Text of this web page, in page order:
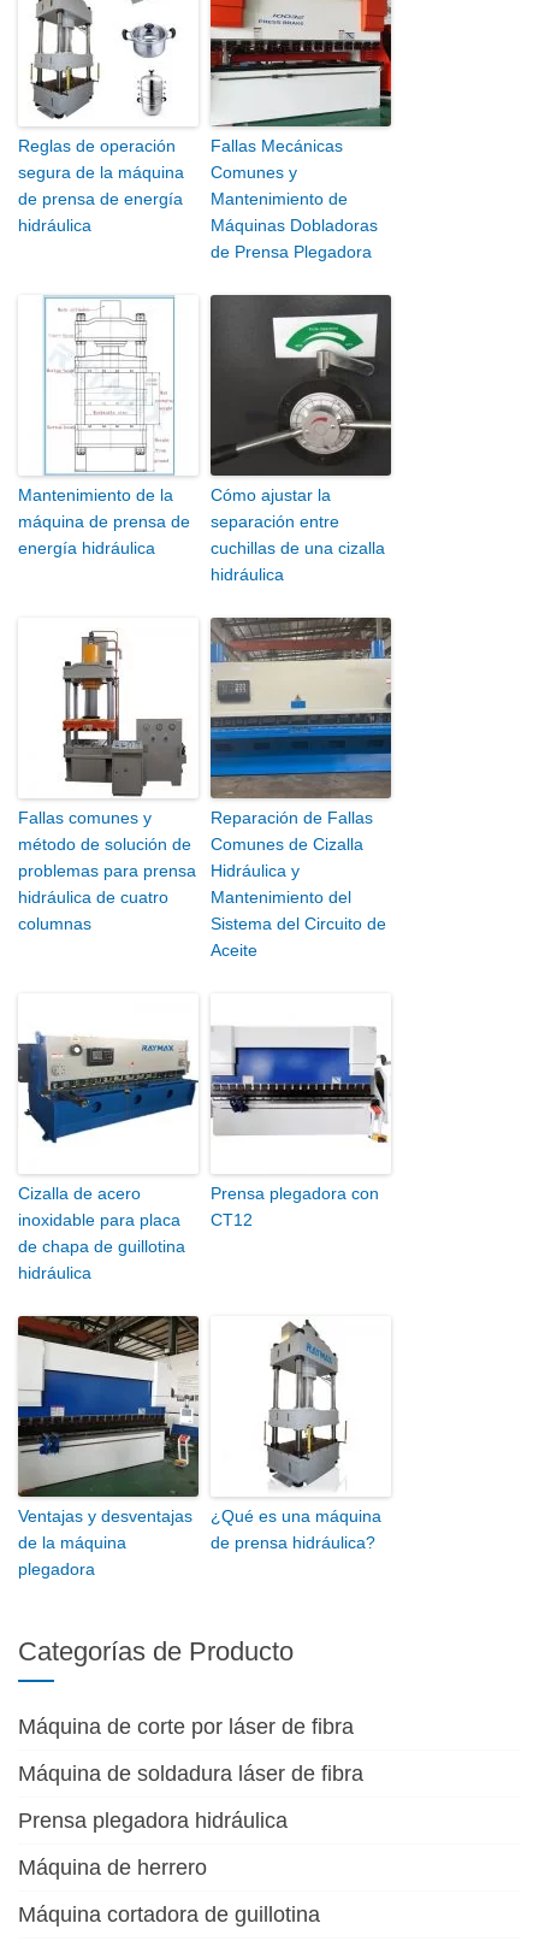
Reglas de operación
segura de la máquina
de prensa de energía
hidráulica
Fallas Mecánicas
Comunes y
Mantenimiento de
Máquinas Dobladoras
de Prensa Plegadora
Mantenimiento de la
máquina de prensa de
energía hidráulica
Cómo ajustar la
separación entre
cuchillas de una cizalla
hidráulica
Fallas comunes y
método de solución de
problemas para prensa
hidráulica de cuatro
columnas
Reparación de Fallas
Comunes de Cizalla
Hidráulica y
Mantenimiento del
Sistema del Circuito de
Aceite
Cizalla de acero
inoxidable para placa
de chapa de guillotina
hidráulica
Prensa plegadora con
CT12
Ventajas y desventajas
de la máquina
plegadora
¿Qué es una máquina
de prensa hidráulica?
Categorías de Producto
Máquina de corte por láser de fibra
Máquina de soldadura láser de fibra
Prensa plegadora hidráulica
Máquina de herrero
Máquina cortadora de guillotina